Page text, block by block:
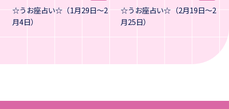
☆うお座占い☆（1月29日～2
月4日）
☆うお座占い☆（2月19日～2
月25日）